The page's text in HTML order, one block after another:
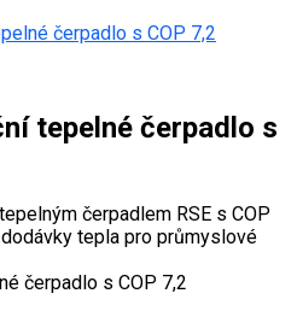
čerpadlo s COP 7,2
tepelné čerpadlo s
čerpadlem RSE s COP
tepla pro průmyslové